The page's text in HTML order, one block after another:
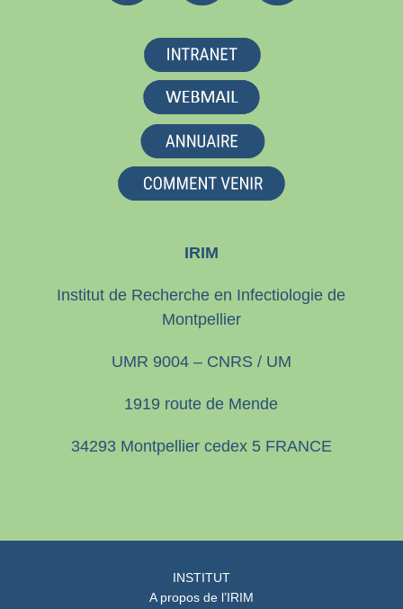
IRIM
Institut de Recherche en Infectiologie de
Montpellier
UMR 9004 – CNRS / UM
1919 route de Mende
34293 Montpellier cedex 5 FRANCE
INSTITUT
A propos de l’IRIM